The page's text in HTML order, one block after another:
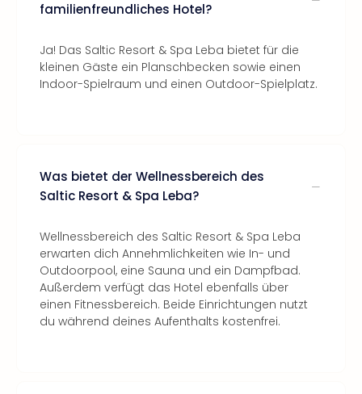
familienfreundliches Hotel?
Ja! Das Saltic Resort & Spa Leba bietet für die
kleinen Gäste ein Planschbecken sowie einen
Indoor-Spielraum und einen Outdoor-Spielplatz.
Was bietet der Wellnessbereich des
Saltic Resort & Spa Leba?
Wellnessbereich des Saltic Resort & Spa Leba
erwarten dich Annehmlichkeiten wie In- und
Outdoorpool, eine Sauna und ein Dampfbad.
Außerdem verfügt das Hotel ebenfalls über
einen Fitnessbereich. Beide Einrichtungen nutzt
du während deines Aufenthalts kostenfrei.